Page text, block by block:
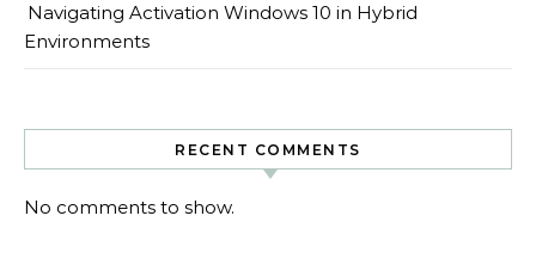
Navigating Activation Windows 10 in Hybrid
Environments
RECENT COMMENTS
No comments to show.